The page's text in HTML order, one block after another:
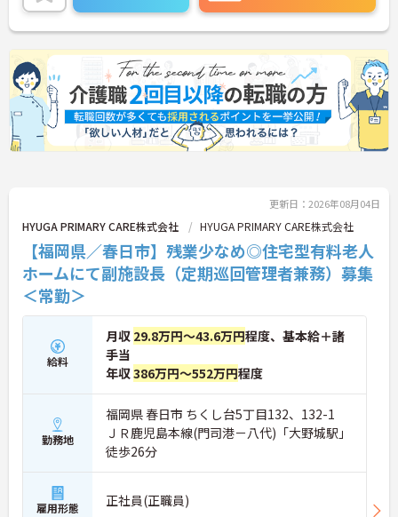
更新日：2026年08月04日
HYUGA PRIMARY CARE株式会社 HYUGA PRIMARY CARE株式会社
【福岡県／春日市】残業少なめ◎住宅型有料老人
ホームにて副施設長（定期巡回管理者兼務）募集
＜常勤＞
給料
月収 29.8万円～43.6万円程度、基本給＋諸
手当
年収386万円～552万円程度
勤務地
福岡県 春日市 ちくし台5丁目132、132-1
ＪＲ鹿児島本線(門司港－八代)「大野城駅」
徒歩26分
雇用形態 正社員(正職員)